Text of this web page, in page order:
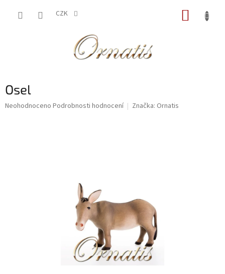
CZK
Osel
Průměrné
Neohodnoceno Podrobnosti hodnocení Značka: Ornatis